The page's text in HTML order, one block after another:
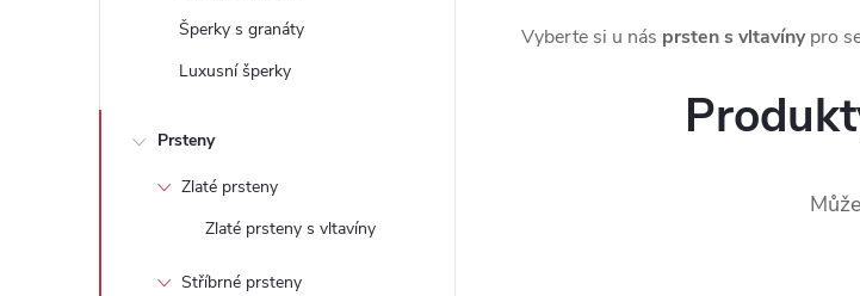
n
Šperky s granáty
Luxusní šperky
Prsteny
Zlaté prsteny
Zlaté prsteny s vltavíny
Stříbrné prsteny
Vyberte si u nás prsten s vltavínypro